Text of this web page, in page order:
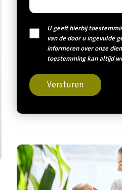
U geeft hierbij
van de door u ingevulde
informeren over onze
toestemming kan altijd
Versturen